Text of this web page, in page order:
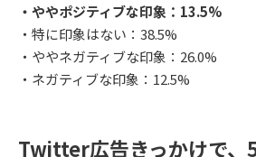
・ややポジティブな印象：13.5%
・特に印象はない：38.5%
・ややネガティブな印象：26.0%
・ネガティブな印象：12.5%
Twitter広告きっかけで、